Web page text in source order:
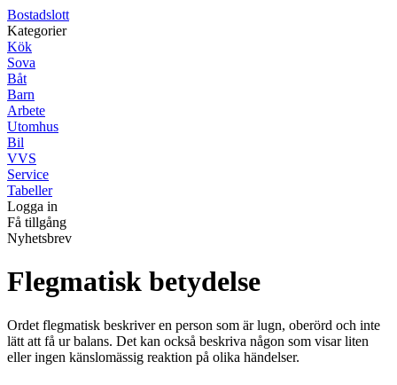
Bostadslott
Kategorier
Kök
Sova
Båt
Barn
Arbete
Utomhus
Bil
VVS
Service
Tabeller
Logga in
Få tillgång
Nyhetsbrev
Flegmatisk betydelse
Ordet flegmatisk beskriver en person som är lugn, oberörd och inte
lätt att få ur balans. Det kan också beskriva någon som visar liten
eller ingen känslomässig reaktion på olika händelser.